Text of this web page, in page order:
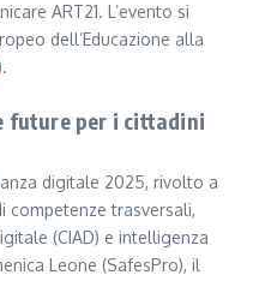
ART21. L’evento si
dell’Educazione alla
future per i cittadini
digitale 2025, rivolto a
competenze trasversali,
(CIAD) e intelligenza
Leone (SafesPro), il